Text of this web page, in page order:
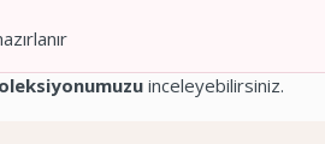
inceleyebilirsiniz.